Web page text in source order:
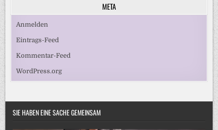
META
Anmelden
Eintrags-Feed
Kommentar-Feed
WordPress.org
SIE HABEN EINE SACHE GEMEINSAM